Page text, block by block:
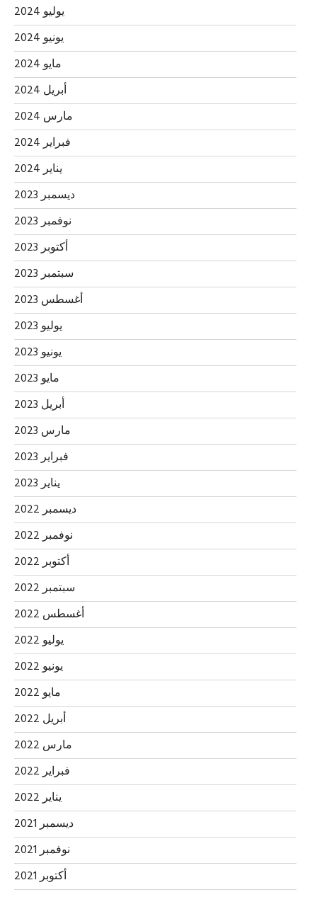
يوليو 2024
يونيو 2024
مايو 2024
أبريل 2024
مارس 2024
فبراير 2024
يناير 2024
ديسمبر 2023
نوفمبر 2023
أكتوبر 2023
سبتمبر 2023
أغسطس 2023
يوليو 2023
يونيو 2023
مايو 2023
أبريل 2023
مارس 2023
فبراير 2023
يناير 2023
ديسمبر 2022
نوفمبر 2022
أكتوبر 2022
سبتمبر 2022
أغسطس 2022
يوليو 2022
يونيو 2022
مايو 2022
أبريل 2022
مارس 2022
فبراير 2022
يناير 2022
ديسمبر 2021
نوفمبر 2021
أكتوبر 2021